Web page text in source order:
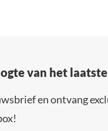
van het
en ontvang